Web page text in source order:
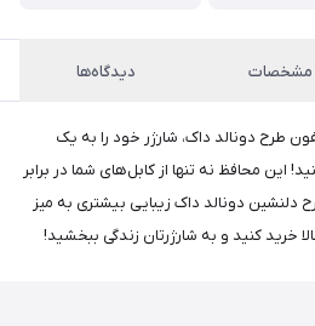
مشخصات دیدگاه‌ها
شارژر 20 وات آیفون طرح دونالد داک، شارژر خود را به یک
محافظ نه تنها از کابل‌های شما در برابر
دلنشین دونالد داک زیبایی بیشتری به میز
خرید کنید و به شارژرتان زندگی ببخشید!